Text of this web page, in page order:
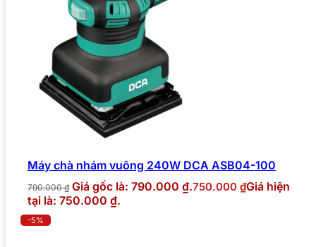
Máy chà nhám vuông 240W DCA ASB04-100
790.000₫ Giá gốc là: 790.000 ₫.750.000 ₫Giá hiện
tại là: 750.000 ₫.
-5%